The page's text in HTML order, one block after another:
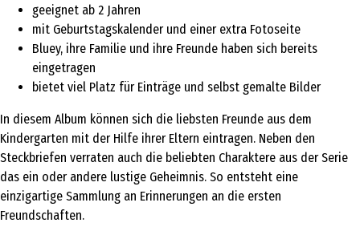
geeignet ab 2 Jahren
mit Geburtstagskalender und einer extra Fotoseite
Bluey, ihre Familie und ihre Freunde haben sich bereits
eingetragen
bietet viel Platz für Einträge und selbst gemalte Bilder
In diesem Album können sich die liebsten Freunde aus dem
Kindergarten mit der Hilfe ihrer Eltern eintragen. Neben den
Steckbriefen verraten auch die beliebten Charaktere aus der Serie
das ein oder andere lustige Geheimnis. So entsteht eine
einzigartige Sammlung an Erinnerungen an die ersten
Freundschaften.